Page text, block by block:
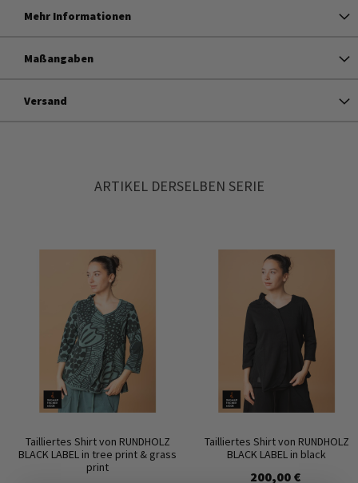
Mehr Informationen
Maßangaben
Versand
ARTIKEL DERSELBEN SERIE
Tailliertes Shirt von RUNDHOLZ
BLACK LABEL in tree print & grass
print
Tailliertes Shirt von RUNDHOLZ
BLACK LABEL in black
200,00 €